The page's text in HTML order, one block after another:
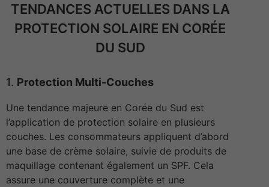
TENDANCES ACTUELLES DANS LA
PROTECTION SOLAIRE EN CORÉE
DU SUD
1. Protection Multi-Couches
Une tendance majeure en Corée du Sud est
l’application de protection solaire en plusieurs
couches. Les consommateurs appliquent d’abord
une base de crème solaire, suivie de produits de
maquillage contenant également un SPF. Cela
assure une couverture complète et une